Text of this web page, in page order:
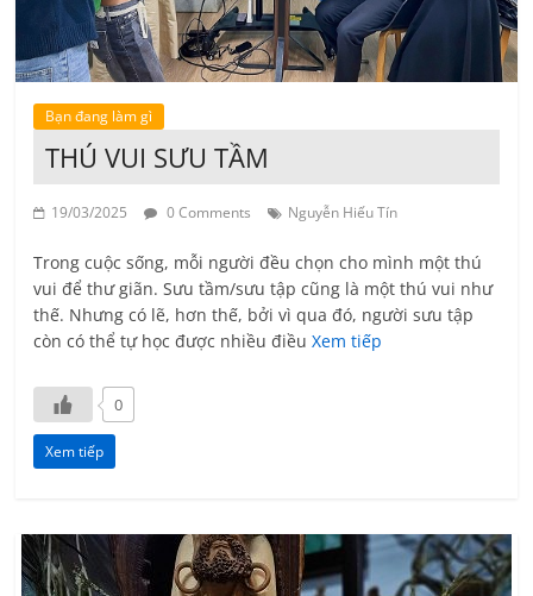
Bạn đang làm gì
THÚ VUI SƯU TẦM
19/03/2025 0 Comments Nguyễn Hiếu Tín
Trong cuộc sống, mỗi người đều chọn cho mình một thú
vui để thư giãn. Sưu tầm/sưu tập cũng là một thú vui như
thế. Nhưng có lẽ, hơn thế, bởi vì qua đó, người sưu tập
còn có thể tự học được nhiều điềuXem tiếp
0
Xem tiếp